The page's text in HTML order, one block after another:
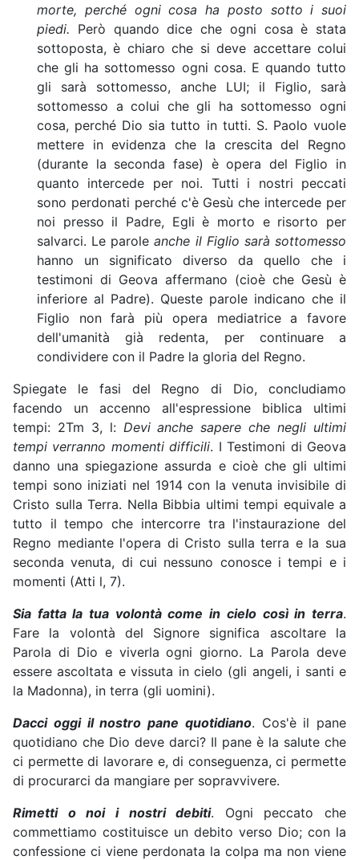
morte, perché ogni cosa ha posto sotto i suoi
piedi. Però quando dice che ogni cosa è stata
sottoposta, è chiaro che si deve accettare colui
che gli ha sottomesso ogni cosa. E quando tutto
gli sarà sottomesso, anche LUI; il Figlio, sarà
sottomesso a colui che gli ha sottomesso ogni
cosa, perché Dio sia tutto in tutti. S. Paolo vuole
mettere in evidenza che la crescita del Regno
(durante la seconda fase) è opera del Figlio in
quanto intercede per noi. Tutti i nostri peccati
sono perdonati perché c'è Gesù che intercede per
noi presso il Padre, Egli è morto e risorto per
salvarci. Le paroleanche il Figlio sarà sottomesso
hanno un significato diverso da quello che i
testimoni di Geova affermano (cioè che Gesù è
inferiore al Padre). Queste parole indicano che il
Figlio non farà più opera mediatrice a favore
dell'umanità già redenta, per continuare a
condividere con il Padre la gloria del Regno.
Spiegate le fasi del Regno di Dio, concludiamo
facendo un accenno all'espressione biblica ultimi
tempi: 2Tm 3, l: Devi anche sapere che negli ultimi
tempi verranno momenti difficili. I Testimoni di Geova
danno una spiegazione assurda e cioè che gli ultimi
tempi sono iniziati nel 1914 con la venuta invisibile di
Cristo sulla Terra. Nella Bibbia ultimi tempi equivale a
tutto il tempo che intercorre tra l'instaurazione del
Regno mediante l'opera di Cristo sulla terra e la sua
seconda venuta, di cui nessuno conosce i tempi e i
momenti (Atti l, 7).
Sia fatta la tua volontà come in cielo così in terra.
Fare la volontà del Signore significa ascoltare la
Parola di Dio e viverla ogni giorno. La Parola deve
essere ascoltata e vissuta in cielo (gli angeli, i santi e
la Madonna), in terra (gli uomini).
Dacci oggi il nostro pane quotidiano. Cos'è il pane
quotidiano che Dio deve darci? Il pane è la salute che
ci permette di lavorare e, di conseguenza, ci permette
di procurarci da mangiare per sopravvivere.
Rimetti o noi i nostri debiti. Ogni peccato che
commettiamo costituisce un debito verso Dio; con la
confessione ci viene perdonata la colpa ma non viene